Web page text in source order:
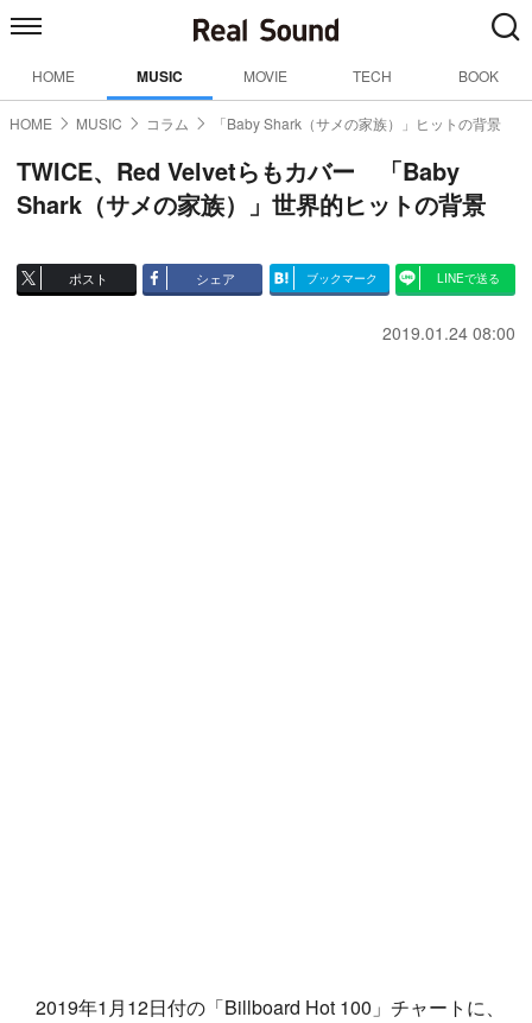
HOME MUSIC MOVIE TECH BOOK
HOME MUSIC コラム 「Baby Shark（サメの家族）」ヒットの背景
TWICE、Red Velvetらもカバー 「Baby
Shark（サメの家族）」世界的ヒットの背景
ポスト シェア ブックマーク LINEで送る
2019.01.24 08:00
2019年1月12日付の「Billboard Hot 100」チャートに、